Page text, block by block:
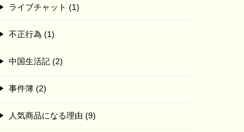
ライブチャット (1)
不正行為 (1)
中国生活記 (2)
事件簿 (2)
人気商品になる理由 (9)